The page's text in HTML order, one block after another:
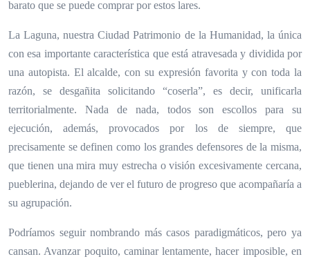
barato que se puede comprar por estos lares.
La Laguna, nuestra Ciudad Patrimonio de la Humanidad, la única
con esa importante característica que está atravesada y dividida por
una autopista. El alcalde, con su expresión favorita y con toda la
razón, se desgañita solicitando “coserla”, es decir, unificarla
territorialmente. Nada de nada, todos son escollos para su
ejecución, además, provocados por los de siempre, que
precisamente se definen como los grandes defensores de la misma,
que tienen una mira muy estrecha o visión excesivamente cercana,
pueblerina, dejando de ver el futuro de progreso que acompañaría a
su agrupación.
Podríamos seguir nombrando más casos paradigmáticos, pero ya
cansan. Avanzar poquito, caminar lentamente, hacer imposible, en